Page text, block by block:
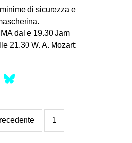
AMBIENTE
ALL’ABITARE
MIGRAZIONI
STUDENTI
di sicurezza e
dalle 19.30 Jam
21.30 W. A. Mozart:
Facebook
1